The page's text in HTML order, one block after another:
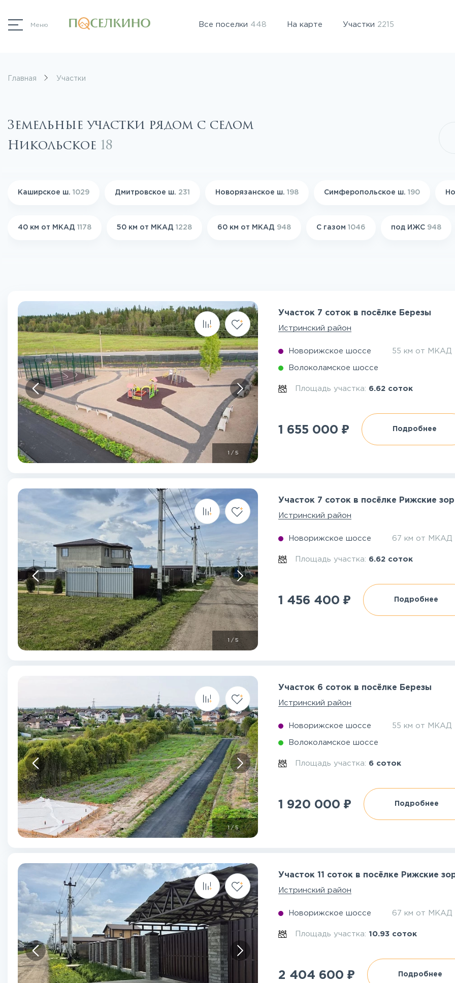
Меню Все поселки 448 На карте Участки 2215
Главная Участки
Земельные участки рядом с селом
Никольское 18
Каширское ш. 1029 Дмитровское ш. 231 Новорязанское ш. 198 Симферопольское ш. 190
40 км от МКАД 1178 50 км от МКАД 1228 60 км от МКАД 948 С газом 1046 под ИЖС 948
/ 5
Участок 7 соток в посёлке Березы
Истринский район
Новорижское шоссе 55 км от МКАД
Волоколамское шоссе
Площадь участка: 6.62 соток
1 655 000 ₽ Подробнее
/5
Участок 7 соток в посёлке Рижские
Истринский район
Новорижское шоссе 67 км от МКАД
Площадь участка: 6.62 соток
1 456 400 ₽ Подробнее
1/5
Участок 6 соток в посёлке Березы
Истринский район
Новорижское шоссе 55 км от МКАД
Волоколамское шоссе
Площадь участка: 6 соток
1 920 000 ₽ Подробнее
Участок 11 соток в посёлке Рижские
Истринский район
Новорижское шоссе 67 км от МКАД
Площадь участка:10.93 соток
2 404 600 ₽ Подробнее